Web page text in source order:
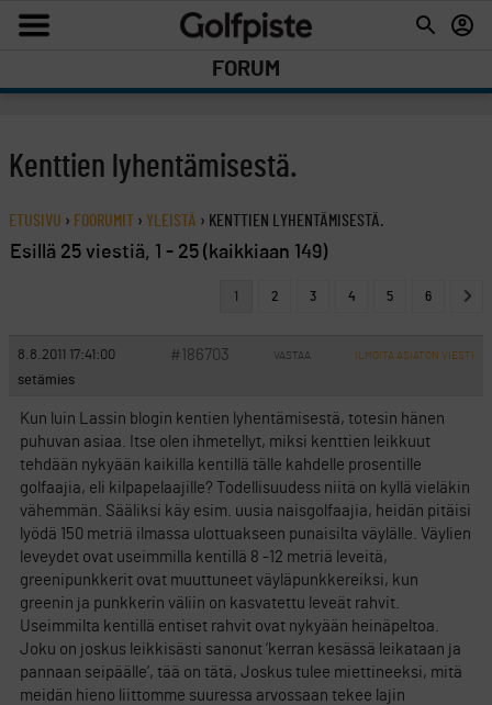
FORUM
Kenttien lyhentämisestä.
ETUSIVU › FOORUMIT › YLEISTÄ › KENTTIEN LYHENTÄMISESTÄ.
Esillä 25 viestiä, 1 - 25 (kaikkiaan 149)
1 2 3 4 5 6
8.8.2011 17:41:00 #186703 VASTAA ILMOITA ASIATON VIESTI
setämies
Kun luin Lassin blogin kentien lyhentämisestä, totesin hänen
puhuvan asiaa. Itse olen ihmetellyt, miksi kenttien leikkuut
tehdään nykyään kaikilla kentillä tälle kahdelle prosentille
golfaajia, eli kilpapelaajille? Todellisuudess niitä on kyllä vieläkin
vähemmän. Sääliksi käy esim. uusia naisgolfaajia, heidän pitäisi
lyödä 150 metriä ilmassa ulottuakseen punaisilta väylälle. Väylien
leveydet ovat useimmilla kentillä 8 -12 metriä leveitä,
greenipunkkerit ovat muuttuneet väyläpunkkereiksi, kun
greenin ja punkkerin väliin on kasvatettu leveät rahvit.
Useimmilta kentillä entiset rahvit ovat nykyään heinäpeltoa.
Joku on joskus leikkisästi sanonut ’kerran kesässä leikataan ja
pannaan seipäälle’, tää on tätä, Joskus tulee miettineeksi, mitä
meidän hieno liittomme suuressa arvossaan tekee lajin